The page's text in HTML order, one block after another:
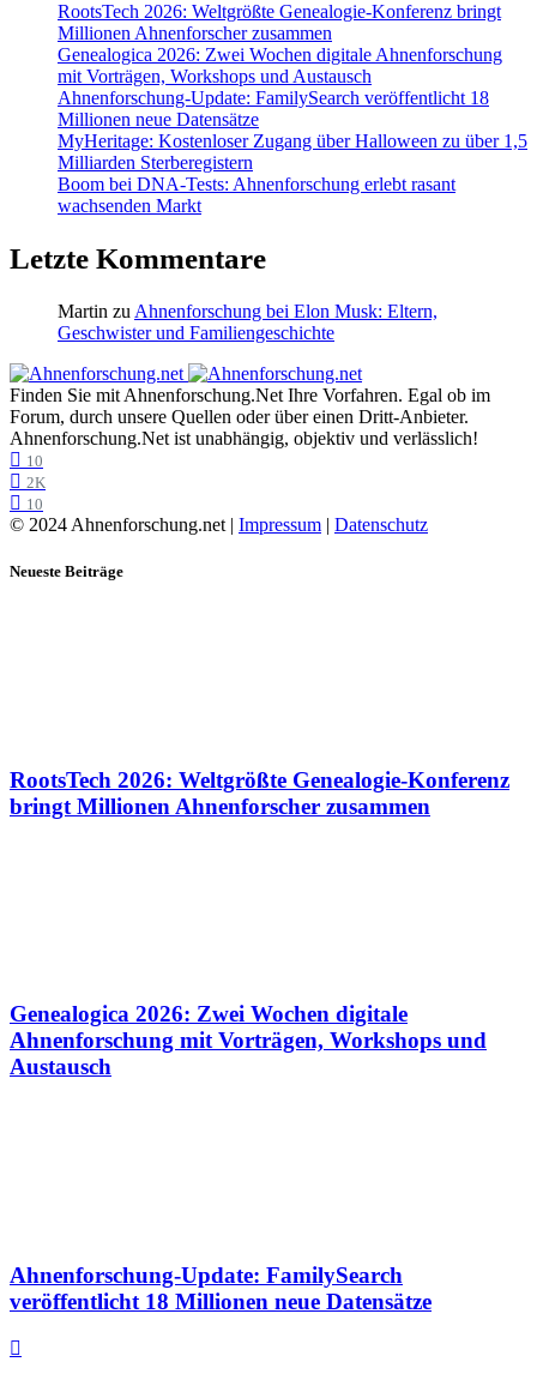
RootsTech 2026: Weltgrößte Genealogie-Konferenz bringt
Millionen Ahnenforscher zusammen
Genealogica 2026: Zwei Wochen digitale Ahnenforschung
mit Vorträgen, Workshops und Austausch
Ahnenforschung-Update: FamilySearch veröffentlicht 18
Millionen neue Datensätze
MyHeritage: Kostenloser Zugang über Halloween zu über 1,5
Milliarden Sterberegistern
Boom bei DNA-Tests: Ahnenforschung erlebt rasant
wachsenden Markt
Letzte Kommentare
Martin zu Ahnenforschung bei Elon Musk: Eltern,
Geschwister und Familiengeschichte
Finden Sie mit Ahnenforschung.Net Ihre Vorfahren. Egal ob im
Forum, durch unsere Quellen oder über einen Dritt-Anbieter.
Ahnenforschung.Net ist unabhängig, objektiv und verlässlich!
10
2K
10
© 2024 Ahnenforschung.net | Impressum | Datenschutz
Neueste Beiträge
RootsTech 2026: Weltgrößte Genealogie-Konferenz
bringt Millionen Ahnenforscher zusammen
Genealogica 2026: Zwei Wochen digitale
Ahnenforschung mit Vorträgen, Workshops und
Austausch
Ahnenforschung-Update: FamilySearch
veröffentlicht 18 Millionen neue Datensätze